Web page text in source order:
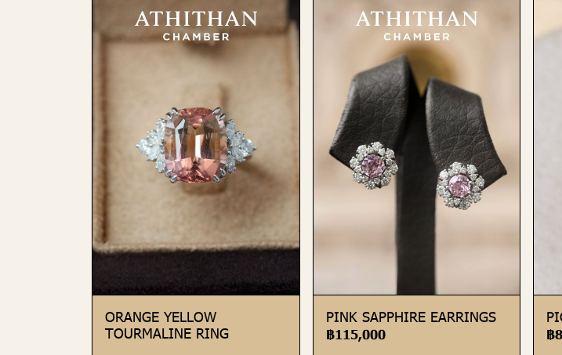
ORANGE YELLOW
TOURMALINE RING
PINK SAPPHIRE EARRINGS
฿115,000 ฿